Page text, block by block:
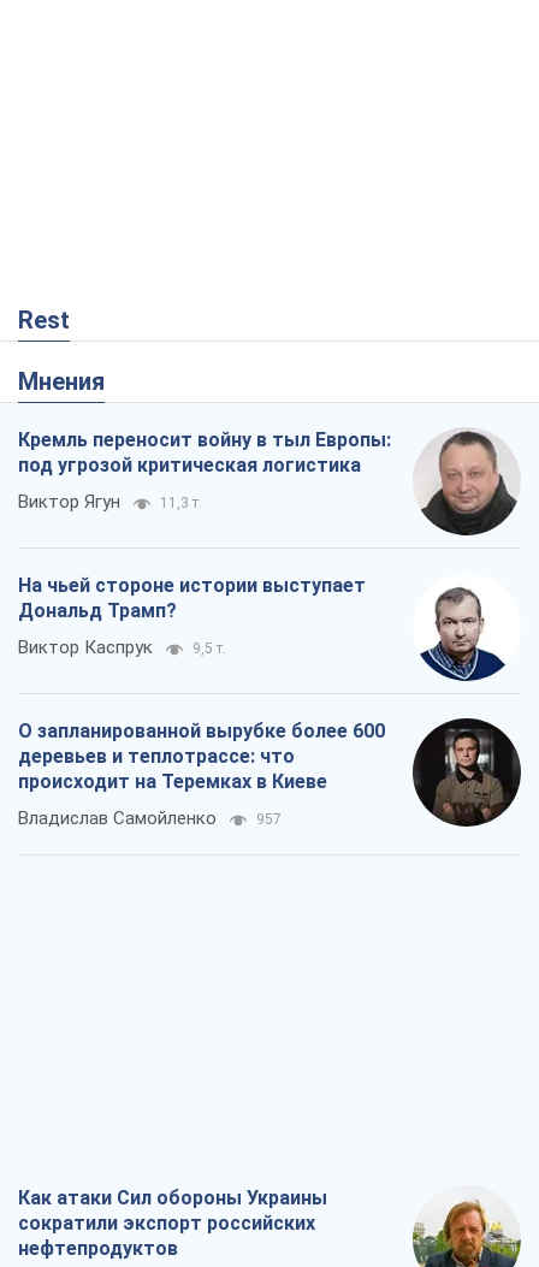
Rest
Мнения
Кремль переносит войну в тыл Европы:
под угрозой критическая логистика
Виктор Ягун 11,3 т.
На чьей стороне истории выступает
Дональд Трамп?
Виктор Каспрук 9,5 т.
О запланированной вырубке более 600
деревьев и теплотрассе: что
происходит на Теремках в Киеве
Владислав Самойленко 957
Как атаки Сил обороны Украины
сократили экспорт российских
нефтепродуктов